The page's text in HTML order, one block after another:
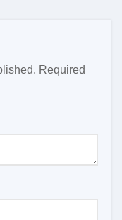
Required